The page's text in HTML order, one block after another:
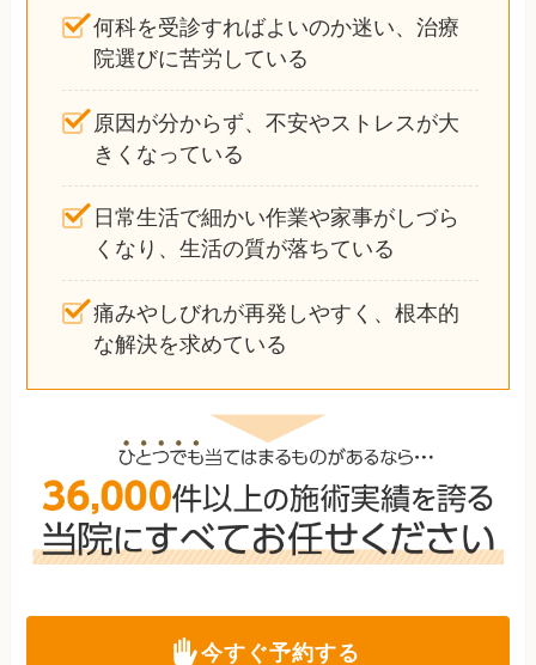
何科を受診すればよいのか迷い、治療
院選びに苦労している
原因が分からず、不安やストレスが大
きくなっている
日常生活で細かい作業や家事がしづら
くなり、生活の質が落ちている
痛みやしびれが再発しやすく、根本的
な解決を求めている
今すぐ予約する